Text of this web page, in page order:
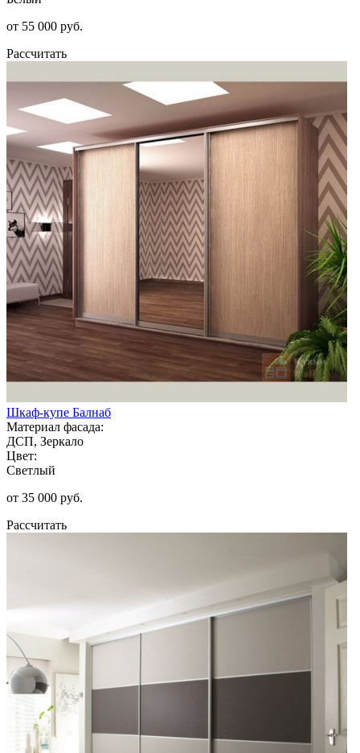
от 55 000 руб.
Рассчитать
Шкаф-купе Балнаб
Материал фасада:
ДСП, Зеркало
Цвет:
Светлый
от 35 000 руб.
Рассчитать